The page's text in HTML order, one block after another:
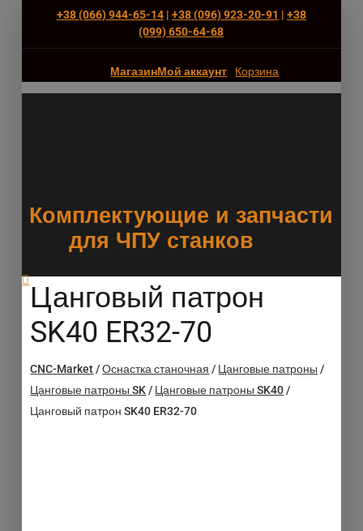
+38 (066) 944-65-14| +38 (096) 923-20-91 | +38
(‎099) 650-64-68
МагазинМой аккаунт Корзина
Комплектующие и запчасти
для ЧПУ станков
Цанговый патрон
SK40 ER32-70
CNC-Market/Оснастка станочная / Цанговые патроны /
Цанговые патроны SK/ Цанговые патроны SK40/
Цанговый патрон SK40 ER32-70